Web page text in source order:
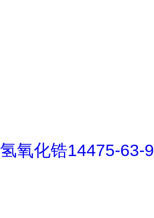
氢氧化锆14475-63-9